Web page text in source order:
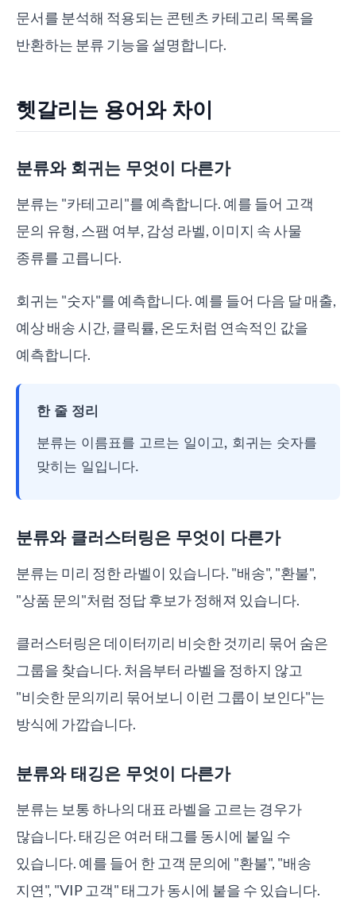
문서를 분석해 적용되는 콘텐츠 카테고리 목록을
반환하는 분류 기능을 설명합니다.
헷갈리는 용어와 차이
분류와 회귀는 무엇이 다른가
분류는 "카테고리"를 예측합니다. 예를 들어 고객
문의 유형, 스팸 여부, 감성 라벨, 이미지 속 사물
종류를 고릅니다.
회귀는 "숫자"를 예측합니다. 예를 들어 다음 달 매출,
예상 배송 시간, 클릭률, 온도처럼 연속적인 값을
예측합니다.
한 줄 정리
분류는 이름표를 고르는 일이고, 회귀는 숫자를
맞히는 일입니다.
분류와 클러스터링은 무엇이 다른가
분류는 미리 정한 라벨이 있습니다. "배송", "환불",
"상품 문의"처럼 정답 후보가 정해져 있습니다.
클러스터링은 데이터끼리 비슷한 것끼리 묶어 숨은
그룹을 찾습니다. 처음부터 라벨을 정하지 않고
"비슷한 문의끼리 묶어보니 이런 그룹이 보인다"는
방식에 가깝습니다.
분류와 태깅은 무엇이 다른가
분류는 보통 하나의 대표 라벨을 고르는 경우가
많습니다. 태깅은 여러 태그를 동시에 붙일 수
있습니다. 예를 들어 한 고객 문의에 "환불", "배송
지연", "VIP 고객" 태그가 동시에 붙을 수 있습니다.